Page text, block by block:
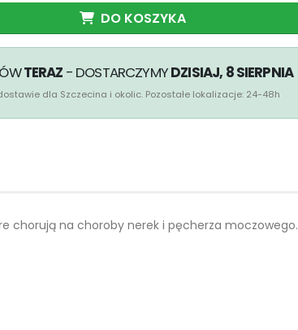
DO KOSZYKA
TERAZ - DOSTARCZYMYDZISIAJ, 8 SIERPNIA
dla Szczecina i okolic. Pozostałe lokalizacje: 24-48h
chorują na choroby nerek i pęcherza moczowego.